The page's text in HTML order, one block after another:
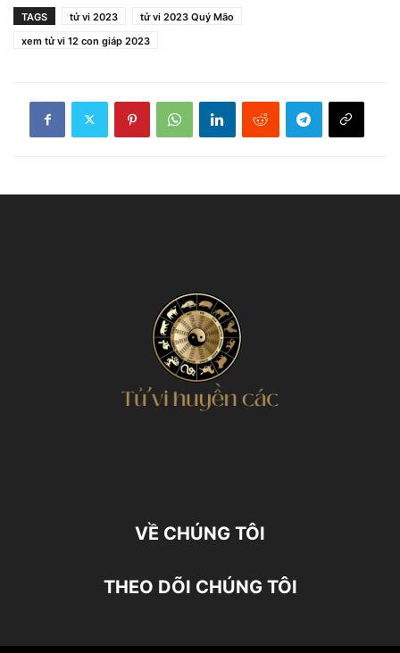
TAGS tử vi 2023
tử vi 2023 Quý Mão
xem tử vi 12 con giáp 2023
VỀ CHÚNG TÔI
THEO DÕI CHÚNG TÔI